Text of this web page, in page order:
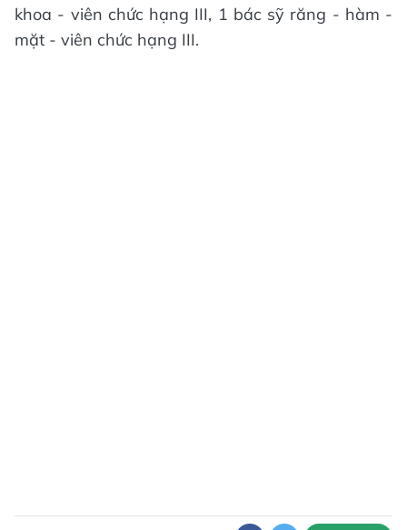
khoa - viên chức hạng III, 1 bác sỹ răng - hàm -
mặt - viên chức hạng III.